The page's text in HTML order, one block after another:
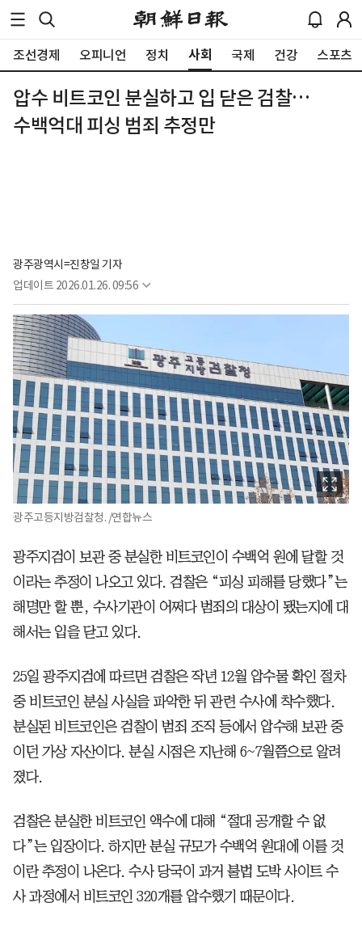
조선경제 오피니언 정치 사회 국제 건강 스포츠
압수 비트코인 분실하고 입 닫은 검찰…
수백억대 피싱 범죄 추정만
광주광역시=진창일 기자
업데이트 2026.01.26. 09:56
광주고등지방검찰청. /연합뉴스
광주지검이 보관 중 분실한 비트코인이 수백억 원에 달할 것
이라는 추정이 나오고 있다. 검찰은 “피싱 피해를 당했다”는
해명만 할 뿐, 수사기관이 어쩌다 범죄의 대상이 됐는지에 대
해서는 입을 닫고 있다.
25일 광주지검에 따르면 검찰은 작년 12월 압수물 확인 절차
중 비트코인 분실 사실을 파악한 뒤 관련 수사에 착수했다.
분실된 비트코인은 검찰이 범죄 조직 등에서 압수해 보관 중
이던 가상 자산이다. 분실 시점은 지난해 6~7월쯤으로 알려
졌다.
검찰은 분실한 비트코인 액수에 대해 “절대 공개할 수 없
다”는 입장이다. 하지만 분실 규모가 수백억 원대에 이를 것
이란 추정이 나온다. 수사 당국이 과거 불법 도박 사이트 수
사 과정에서 비트코인 320개를 압수했기 때문이다.